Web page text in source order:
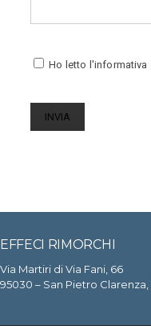
Ho letto l'informativa
EFFECI RIMORCHI
Via Martiri di Via Fani, 66
95030 – San Pietro Clarenza,